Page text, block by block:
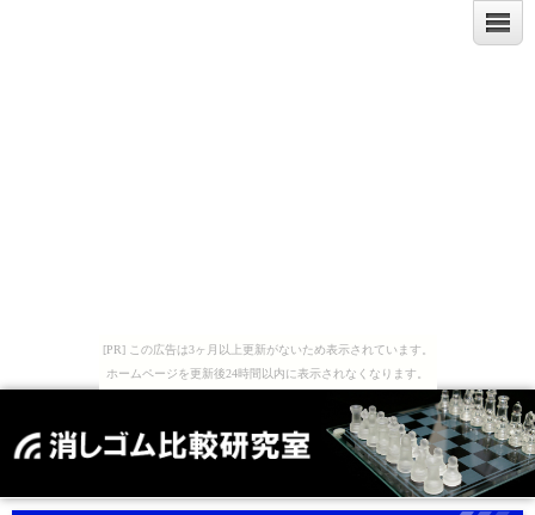
[PR] この広告は3ヶ月以上更新がないため表示されています。
ホームページを更新後24時間以内に表示されなくなります。